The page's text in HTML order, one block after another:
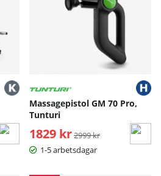
Massagepistol GM 70 Pro,
Tunturi
1829 kr Ordinarie pris:
2999 kr
1-5 arbetsdagar